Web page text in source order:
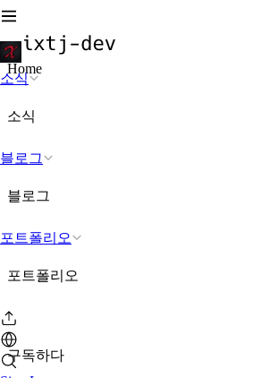
소식
블로그
포트폴리오
Home
소식
블로그
포트폴리오
구독하다